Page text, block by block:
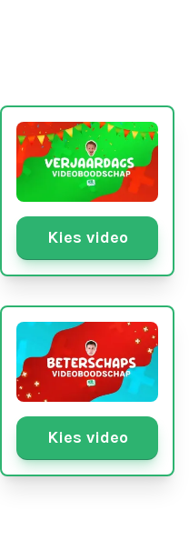
Kies video
Kies video